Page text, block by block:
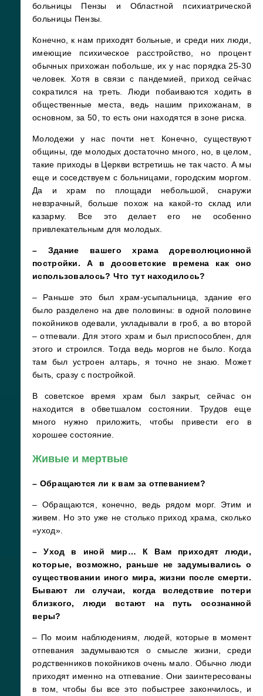
больницы Пензы и Областной психиатрической
больницы Пензы.
Конечно, к нам приходят больные, и среди них люди,
имеющие психическое расстройство, но процент
обычных прихожан побольше, их у нас порядка 25-30
человек. Хотя в связи с пандемией, приход сейчас
сократился на треть. Люди побаиваются ходить в
общественные места, ведь нашим прихожанам, в
основном, за 50, то есть они находятся в зоне риска.
Молодежи у нас почти нет. Конечно, существуют
общины, где молодых достаточно много, но, в целом,
такие приходы в Церкви встретишь не так часто. А мы
еще и соседствуем с больницами, городским моргом.
Да и храм по площади небольшой, снаружи
невзрачный, больше похож на какой-то склад или
казарму. Все это делает его не особенно
привлекательным для молодых.
– Здание вашего храма дореволюционной
постройки. А в досоветские времена как оно
использовалось? Что тут находилось?
– Раньше это был храм-усыпальница, здание его
было разделено на две половины: в одной половине
покойников одевали, укладывали в гроб, а во второй
– отпевали. Для этого храм и был приспособлен, для
этого и строился. Тогда ведь моргов не было. Когда
там был устроен алтарь, я точно не знаю. Может
быть, сразу с постройкой.
В советское время храм был закрыт, сейчас он
находится в обветшалом состоянии. Трудов еще
много нужно приложить, чтобы привести его в
хорошее состояние.
Живые и мертвые
– Обращаются ли к вам за отпеванием?
– Обращаются, конечно, ведь рядом морг. Этим и
живем. Но это уже не столько приход храма, сколько
«уход».
– Уход в иной мир… К Вам приходят люди,
которые, возможно, раньше не задумывались о
существовании иного мира, жизни после смерти.
Бывают ли случаи, когда вследствие потери
близкого, люди встают на путь осознанной
веры?
– По моим наблюдениям, людей, которые в момент
отпевания задумываются о смысле жизни, среди
родственников покойников очень мало. Обычно люди
приходят именно на отпевание. Они заинтересованы
в том, чтобы бы все это побыстрее закончилось, и